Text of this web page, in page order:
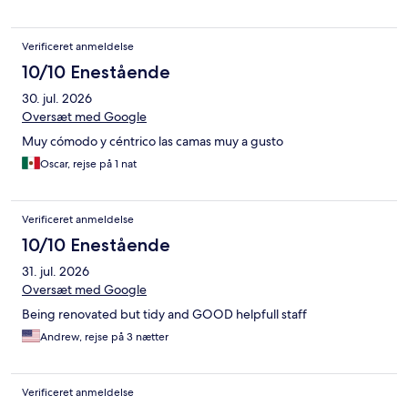
Verificeret anmeldelse
10/10 Enestående
30. jul. 2026
Oversæt med Google
Muy cómodo y céntrico las camas muy a gusto
Oscar, rejse på 1 nat
Verificeret anmeldelse
10/10 Enestående
31. jul. 2026
Oversæt med Google
Being renovated but tidy and GOOD helpfull staff
Andrew, rejse på 3 nætter
Verificeret anmeldelse